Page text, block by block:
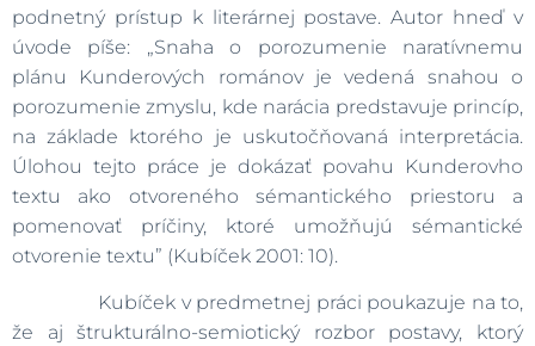
podnetný prístup k literárnej postave. Autor hneď v
úvode píše: „Snaha o porozumenie naratívnemu
plánu Kunderových románov je vedená snahou o
porozumenie zmyslu, kde narácia predstavuje princíp,
na základe ktorého je uskutočňovaná interpretácia.
Úlohou tejto práce je dokázať povahu Kunderovho
textu ako otvoreného sémantického priestoru a
pomenovať príčiny, ktoré umožňujú sémantické
otvorenie textu” (Kubíček 2001: 10).
Kubíček v predmetnej práci poukazuje na to,
že aj štrukturálno-semiotický rozbor postavy, ktorý